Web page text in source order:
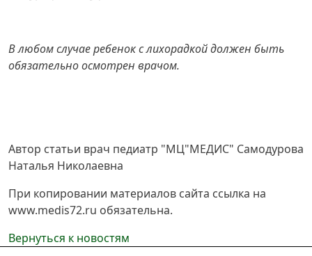
В любом случае ребенок с лихорадкой должен быть
обязательно осмотрен врачом.
Автор статьи врач педиатр "МЦ"МЕДИС" Самодурова
Наталья Николаевна
При копировании материалов сайта ссылка на
www.medis72.ru обязательна.
Вернуться к новостям